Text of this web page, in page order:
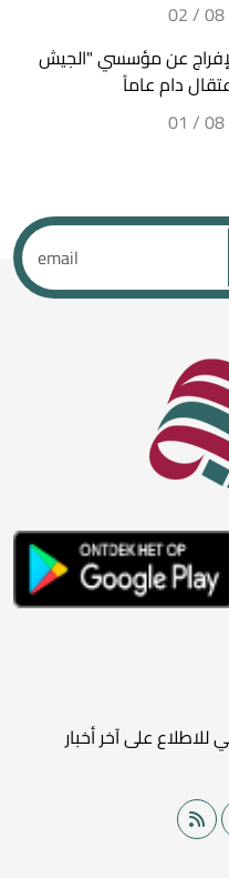
الإفراج عن مؤسسي "الجيش
دام عاماً
للاطلاع على آخر أخبار